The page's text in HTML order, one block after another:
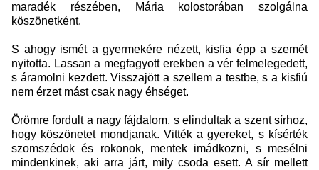
maradék részében, Mária kolostorában szolgálna
köszönetként.
S ahogy ismét a gyermekére nézett, kisfia épp a szemét
nyitotta. Lassan a megfagyott erekben a vér felmelegedett,
s áramolni kezdett. Visszajött a szellem a testbe, s a kisfiú
nem érzet mást csak nagy éhséget.
Örömre fordult a nagy fájdalom, s elindultak a szent sírhoz,
hogy köszönetet mondjanak. Vitték a gyereket, s kísérték
szomszédok és rokonok, mentek imádkozni, s mesélni
mindenkinek, aki arra járt, mily csoda esett. A sír mellett